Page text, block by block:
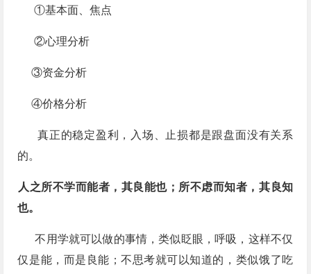
​①基本面、焦点
②​心理分析
③资金分析
④价格分析
真正的稳定盈利，入场、止损都是跟盘面没有关系
的。
人之所不学而能者，其良能也；所不虑而知者，其良知
也。
不用学就可以做的事情，类似眨眼，呼吸，这样不仅
仅是能，而是良能；不思考就可以知道的​，类似饿了吃